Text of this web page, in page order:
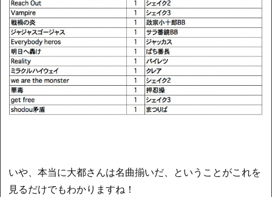
いや、本当に大都さんは名曲揃いだ、ということがこれを
見るだけでもわかりますね！